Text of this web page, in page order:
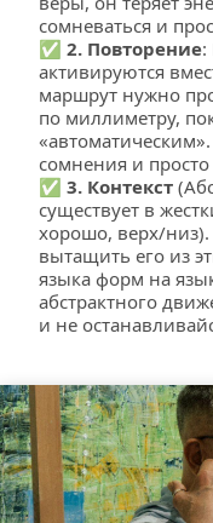
сомневаться и
✅ 2. Повторение:
активируются
маршрут нужно
по миллиметру,
«автоматическим».
сомнения и просто
✅ 3. Контекст
существует в
хорошо, верх/
вытащить его из
языка форм на
абстрактного
и не